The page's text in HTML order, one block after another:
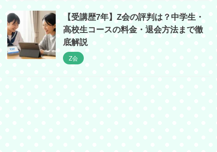
【受講歴7年】Z会の評判は？中学生・
高校生コースの料金・退会方法まで徹
底解説
Z会